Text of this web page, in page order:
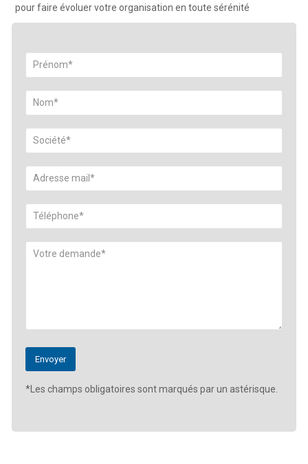
pour faire évoluer votre organisation en toute sérénité
*Les champs obligatoires sont marqués par un astérisque.